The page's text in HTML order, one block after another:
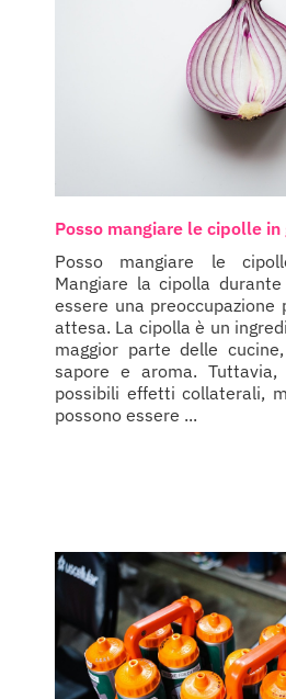
Posso mangiare le cipolle in
Posso mangiare le
Mangiare la cipolla
essere una
attesa. La cipolla è un
maggior parte delle
sapore e aroma.
possibili effetti collaterali,
possono essere ...